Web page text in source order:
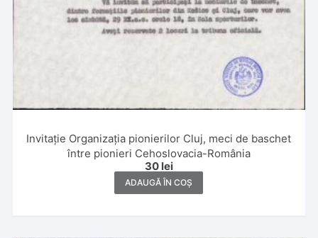
Invitație Organizația pionierilor Cluj, meci de baschet
între pionieri Cehoslovacia-România
30 lei
ADAUGĂ ÎN COȘ